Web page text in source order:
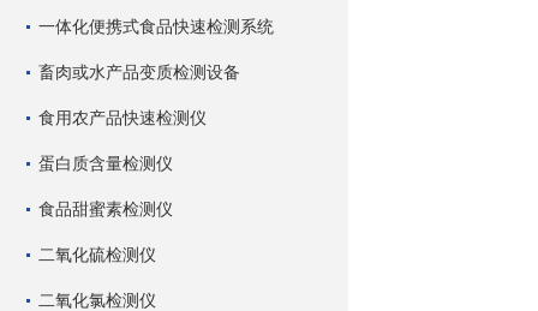
一体化便携式食品快速检测系统
畜肉或水产品变质检测设备
食用农产品快速检测仪
蛋白质含量检测仪
食品甜蜜素检测仪
二氧化硫检测仪
二氧化氯检测仪